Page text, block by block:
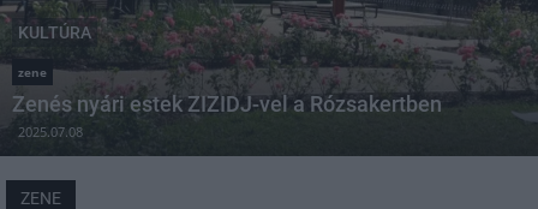
KULTÚRA
zene
Zenés nyári estek ZIZIDJ-vel a Rózsakertben
2025.07.08
ZENE